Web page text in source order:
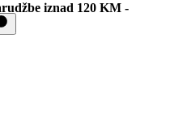
iznad 120 KM -